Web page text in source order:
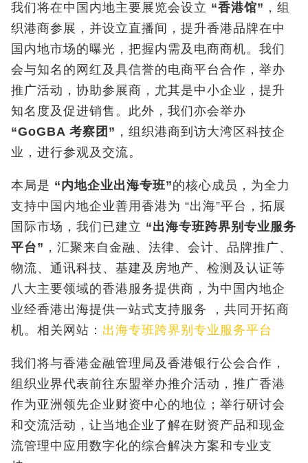
我们将在中国内地主要展览会设立 “香港馆” ，组
织港商参展，并设立直播间，提升香港品牌在中
国内地市场的曝光，把握内需及电商商机。我们
会与知名的网红及具信誉的电商平台合作，举办
推广活动，协助参展商，尤其是中小企业，提升
知名度及促进销售。此外，我们亦会举办
“GoGBA 考察团 ” ，组织港商到访大湾区科技企
业，进行参观及交流。
本局是 “内地企业出海专班”的核心成员，为全力
支持中国内地企业善用香港为 “出海”平台，拓展
国际市场，我们已建立 “出海专班跨界别专业服务
平台” ，汇聚来自金融、法律、会计、品牌推广、
物流、通讯科技、基建及房地产、检测及认证等
八大主要领域的香港服务提供商，为中国内地企
业经香港出海提供一站式支持服务 ，共同开拓商
机。相关网站： 出海专班跨界别专业服务平台
我们将与香港金融管理局及香港银行公会合作，
组织业界代表前往东盟举办推介活动，推广香港
作为亚洲领先企业财资中心的地位；举行研讨会
和交流活动，让当地企业了解在财资产品和现金
流管理中应用数字化的综合解决方案和专业支